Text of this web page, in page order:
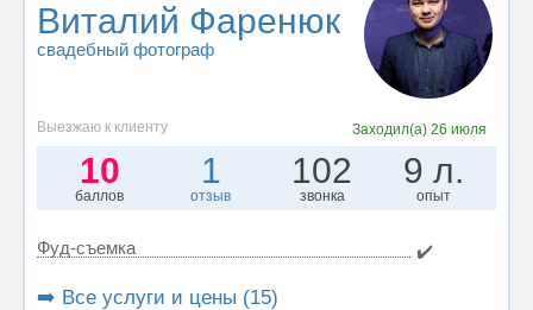
Виталий Фаренюк
свадебный фотограф
Выезжаю к клиенту Заходил(а)26 июля
10
баллов
1
отзыв
102
звонка
9 л.
опыт
Фуд-съемка ✔️
➡️ Все услуги и цены (15)